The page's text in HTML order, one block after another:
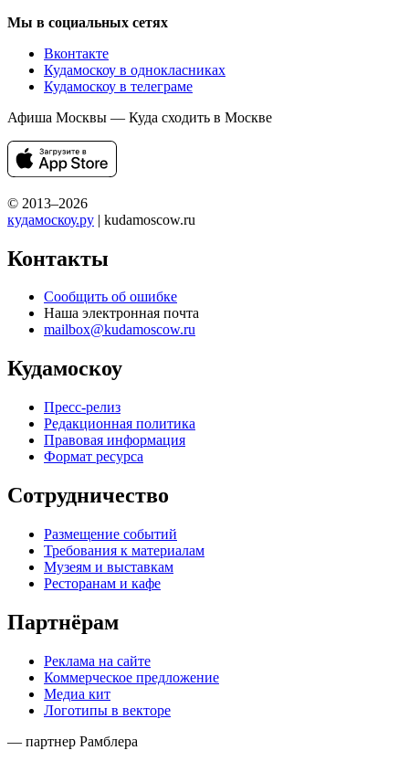
Мы в социальных сетях
Вконтакте
Кудамоскоу в однокласниках
Кудамоскоу в телеграме
Афиша Москвы — Куда сходить в Москве
© 2013–2026
кудамоскоу.ру | kudamoscow.ru
Контакты
Сообщить об ошибке
Наша электронная почта
mailbox@kudamoscow.ru
Кудамоскоу
Пресс-релиз
Редакционная политика
Правовая информация
Формат ресурса
Сотрудничество
Размещение событий
Требования к материалам
Музеям и выставкам
Ресторанам и кафе
Партнёрам
Реклама на сайте
Коммерческое предложение
Медиа кит
Логотипы в векторе
— партнер Рамблера